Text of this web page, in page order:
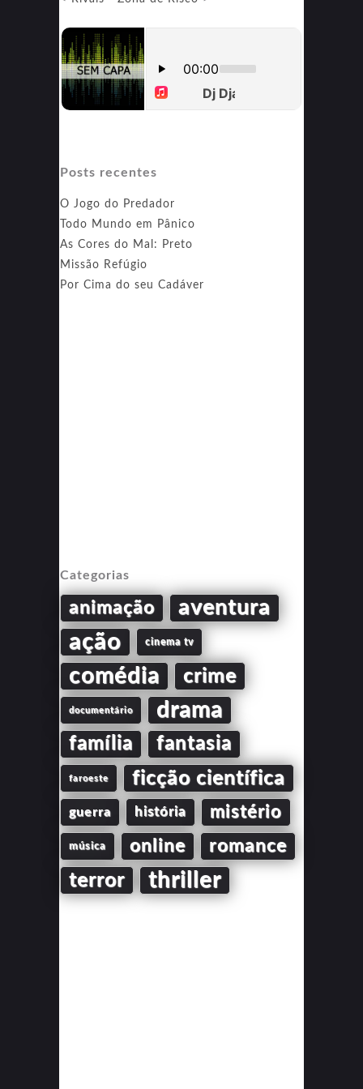
Acampamento
Posts recentes
O Jogo do Predador
Todo Mundo em Pânico
As Cores do Mal: Preto
Missão Refúgio
Por Cima do seu Cadáver
Categorias
animação aventura
ação cinema tv
comédia crime
documentário drama
família fantasia
faroeste ficção científica
guerra história mistério
música online romance
terror thriller